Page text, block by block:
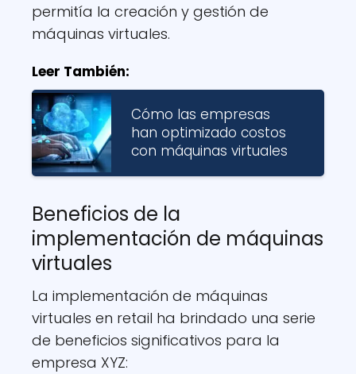
permitía la creación y gestión de
máquinas virtuales.
Leer También:
Cómo las empresas
han optimizado costos
con máquinas virtuales
Beneficios de la
implementación de máquinas
virtuales
La implementación de máquinas
virtuales en retail ha brindado una serie
de beneficios significativos para la
empresa XYZ: